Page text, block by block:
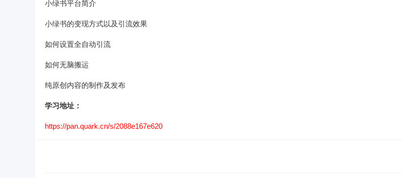
小绿书平台简介
小绿书的变现方式以及引流效果
如何设置全自动引流
如何无脑搬运
纯原创内容的制作及发布
学习地址：
https://pan.quark.cn/s/2088e167e620